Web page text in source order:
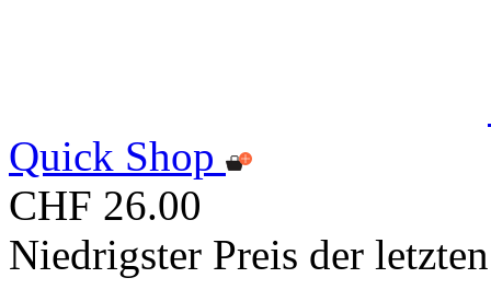
Quick Shop
CHF 26.00
Niedrigster Preis der